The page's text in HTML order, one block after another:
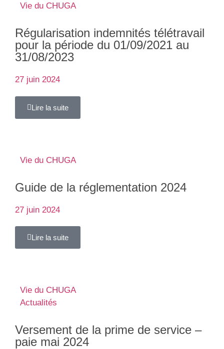
Vie du CHUGA
Régularisation indemnités télétravail
pour la période du 01/09/2021 au
31/08/2023
27 juin 2024
Lire la suite
Vie du CHUGA
Guide de la réglementation 2024
27 juin 2024
Lire la suite
Vie du CHUGA
Actualités
Versement de la prime de service –
paie mai 2024